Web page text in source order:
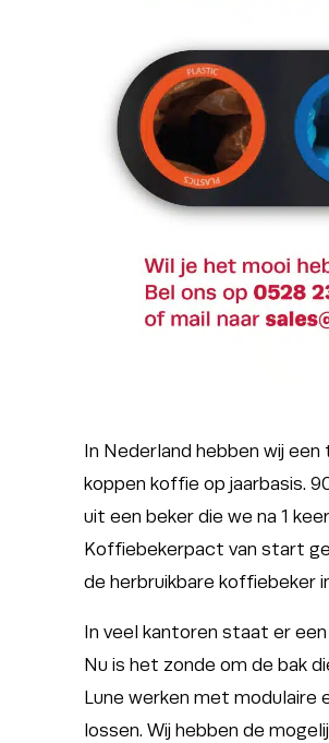
In Nederland hebben wij
koppen koffie op jaarbasis.
uit een beker die we na 1
Koffiebekerpact van start
de herbruikbare koffiebeker
In veel kantoren staat er
Nu is het zonde om de bak
Lune werken met modulaire
lossen. Wij hebben de